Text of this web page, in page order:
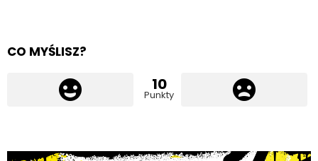
CO MYŚLISZ?
10
Punkty